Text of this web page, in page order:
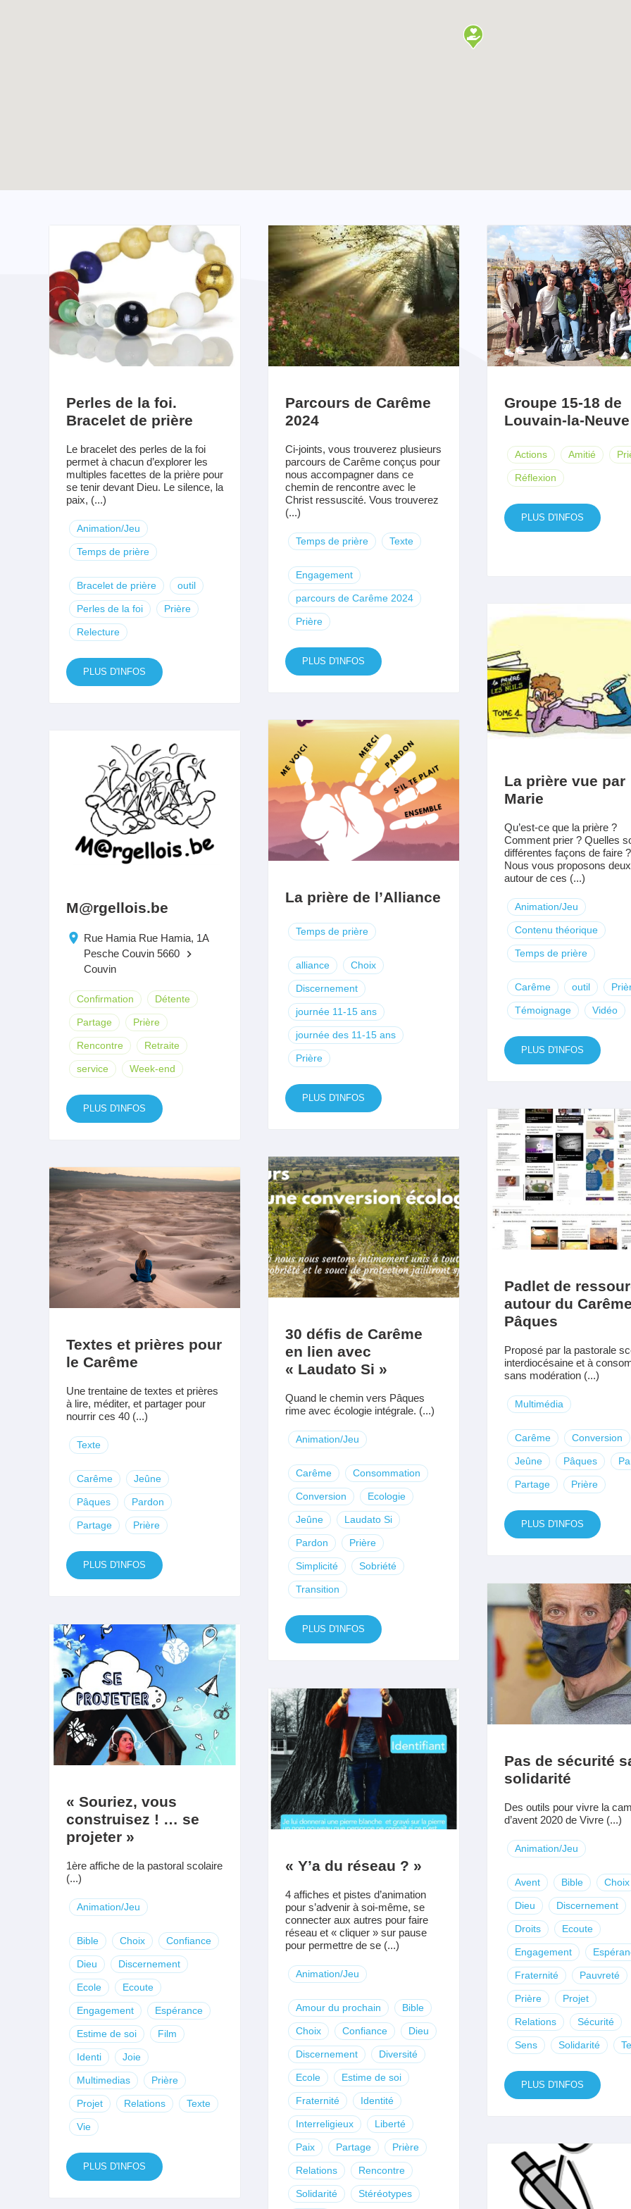
Perles de la foi.
Bracelet de prière
Le bracelet des perles de la foi
permet à chacun d’explorer les
multiples facettes de la prière pour
se tenir devant Dieu. Le silence, la
paix, (...)
Animation/Jeu
Temps de prière
Bracelet de prière outil
Perles de la foi Prière
Relecture
PLUS D'INFOS
Parcours de Carême
2024
Ci-joints, vous trouverez plusieurs
parcours de Carême conçus pour
nous accompagner dans ce
chemin de rencontre avec le
Christ ressuscité. Vous trouverez
(...)
Temps de prière Texte
Engagement
parcours de Carême 2024
Prière
PLUS D'INFOS
Groupe 15-18 de
Louvain-la-Neuve
Actions Amitié
Réflexion
PLUS D'INFOS
La prière vue par
Marie
Qu’est-ce que la prière ?
Comment prier ? Quelles
différentes façons de faire
Nous vous proposons
autour de ces (...)
Animation/Jeu
Contenu théorique
Temps de prière
Carême outil
Témoignage Vidéo
PLUS D'INFOS
La prière de l’Alliance
Temps de prière
alliance Choix
Discernement
journée 11-15 ans
journée des 11-15 ans
Prière
PLUS D'INFOS
M@rgellois.be
Rue Hamia Rue Hamia, 1A
Pesche Couvin 5660
keyboard_arrow_right
Couvin
Confirmation Détente
Partage Prière
Rencontre Retraite
service Week-end
PLUS D'INFOS
Padlet de
autour du
Pâques
Proposé par la pastorale
interdiocésaine et à
sans modération (...)
Multimédia
Carême Conversion
Jeûne Pâques
Partage Prière
PLUS D'INFOS
30 défis de Carême
en lien avec
« Laudato Si »
Quand le chemin vers Pâques
rime avec écologie intégrale. (...)
Animation/Jeu
Carême Consommation
Conversion Ecologie
Jeûne Laudato Si
Pardon Prière
Simplicité Sobriété
Transition
PLUS D'INFOS
Textes et prières pour
le Carême
Une trentaine de textes et prières
à lire, méditer, et partager pour
nourrir ces 40 (...)
Texte
Carême Jeûne
Pâques Pardon
Partage Prière
PLUS D'INFOS
Pas de sécurité
solidarité
Des outils pour vivre la
d’avent 2020 de Vivre (...)
Animation/Jeu
Avent Bible Choix
Dieu Discernement
Droits Ecoute
Engagement
Fraternité Pauvreté
Prière Projet
Relations Sécurité
Sens Solidarité
PLUS D'INFOS
« Souriez, vous
construisez ! … se
projeter »
1ère affiche de la pastoral scolaire
(...)
Animation/Jeu
Bible Choix Confiance
Dieu Discernement
Ecole Ecoute
Engagement Espérance
Estime de soi Film
Identi Joie
Multimedias Prière
Projet Relations Texte
Vie
PLUS D'INFOS
« Y’a du réseau ? »
4 affiches et pistes d’animation
pour s’advenir à soi-même, se
connecter aux autres pour faire
réseau et « cliquer » sur pause
pour permettre de se (...)
Animation/Jeu
Amour du prochain Bible
Choix Confiance Dieu
Discernement Diversité
Ecole Estime de soi
Fraternité Identité
Interreligieux Liberté
Paix Partage Prière
Relations Rencontre
Solidarité Stéréotypes